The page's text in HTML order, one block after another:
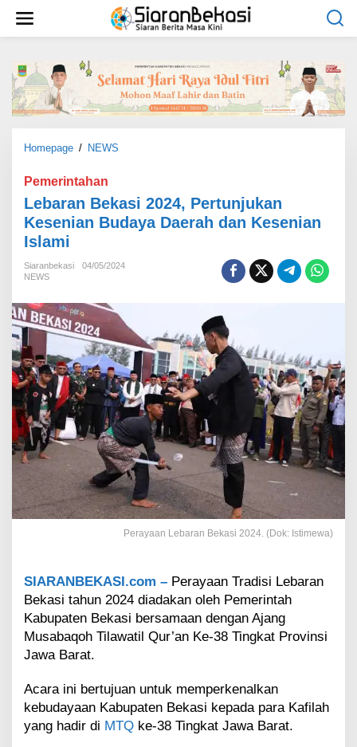
w
Homepage / NEWS
r
a
e
s
2
0
2
4
,
P
e
r
t
u
n
j
K
e
s
e
n
B
u
Pemerintahan
Lebaran Bekasi 2024, Pertunjukan
Kesenian Budaya Daerah dan Kesenian
Islami
Siaranbekasi
04/05/2024
NEWS
Perayaan Lebaran Bekasi 2024. (Dok: Istimewa)
SIARANBEKASI.com – Perayaan Tradisi Lebaran
Bekasi tahun 2024 diadakan oleh Pemerintah
Kabupaten Bekasi bersamaan dengan Ajang
Musabaqoh Tilawatil Qur’an Ke-38 Tingkat Provinsi
Jawa Barat.
Acara ini bertujuan untuk memperkenalkan
kebudayaan Kabupaten Bekasi kepada para Kafilah
yang hadir di MTQ ke-38 Tingkat Jawa Barat.